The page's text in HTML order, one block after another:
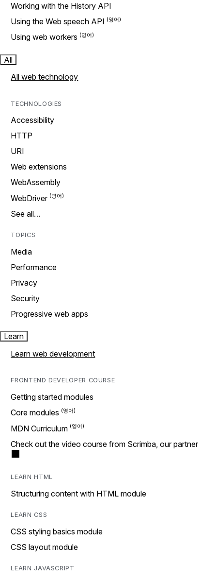
Working with the History API
Using the Web speech API
Using web workers
All
All web technology
TECHNOLOGIES
Accessibility
HTTP
URI
Web extensions
WebAssembly
WebDriver
See all…
TOPICS
Media
Performance
Privacy
Security
Progressive web apps
Learn
Learn web development
FRONTEND DEVELOPER COURSE
Getting started modules
Core modules
MDN Curriculum
Check out the video course from Scrimba, our partner
LEARN HTML
Structuring content with HTML module
LEARN CSS
CSS styling basics module
CSS layout module
LEARN JAVASCRIPT